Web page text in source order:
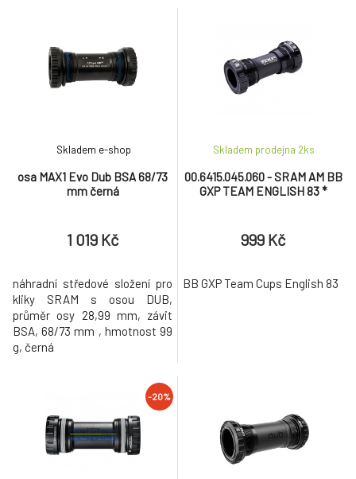
osa MAX1 Evo Dub BSA 68/73
mm černá
Skladem e-shop
1 019 Kč
náhradní středové složení pro
kliky SRAM s osou DUB,
průměr osy 28,99 mm, závit
BSA, 68/73 mm , hmotnost 99
g, černá
00.6415.045.060 - SRAM AM BB
GXP TEAM ENGLISH 83 *
Skladem prodejna 2ks
999 Kč
BB GXP Team Cups English 83
-20%